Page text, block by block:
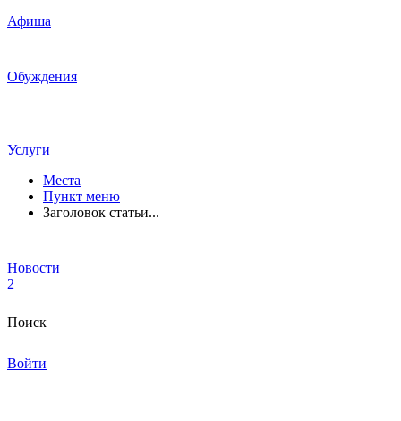
Афиша
Обуждения
Услуги
Места
Пункт меню
Заголовок статьи...
Новости
2
Поиск
Войти